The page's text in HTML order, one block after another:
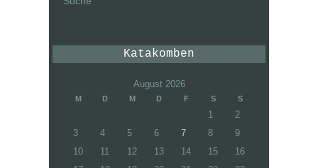
Katakomben
August 2026
M D M D F S S
1
2
3
4 5 6 7 8
9
10
11 12 13 14 15
16